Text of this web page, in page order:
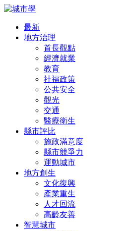
最新
地方治理
首長觀點
經濟就業
教育
社福政策
公共安全
觀光
交通
醫療衛生
縣市評比
施政滿意度
縣市競爭力
運動城市
地方創生
文化復興
產業重生
人才回流
高齡友善
智慧城市